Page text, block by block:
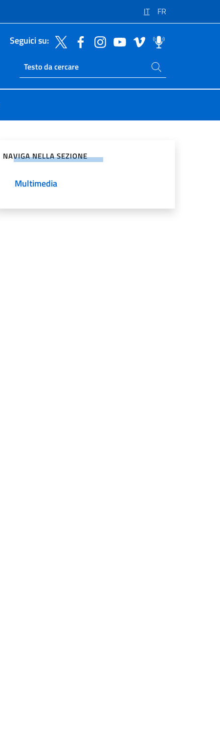
IT FR
Seguici su:
Ricerca sito live
Cerca nel sito
NAVIGA NELLA SEZIONE
Multimedia